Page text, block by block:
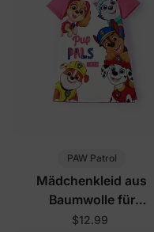
PAW Patrol
Mädchenkleid aus
Baumwolle für
Kleinkinder, Rosa Weiß
$12.99